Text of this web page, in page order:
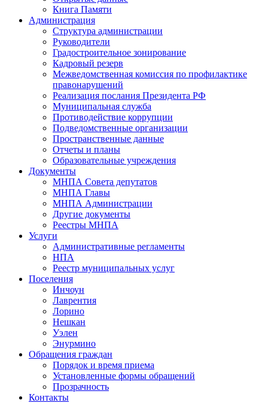
Книга Памяти
Администрация
Структура администрации
Руководители
Градостроительное зонирование
Кадровый резерв
Межведомственная комиссия по профилактике
правонарушений
Реализация послания Президента РФ
Муниципальная служба
Противодействие коррупции
Подведомственные организации
Пространственные данные
Отчеты и планы
Образовательные учреждения
Документы
МНПА Совета депутатов
МНПА Главы
МНПА Администрации
Другие документы
Реестры МНПА
Услуги
Административные регламенты
НПА
Реестр муниципальных услуг
Поселения
Инчоун
Лаврентия
Лорино
Нешкан
Уэлен
Энурмино
Обращения граждан
Порядок и время приема
Установленные формы обращений
Прозрачность
Контакты